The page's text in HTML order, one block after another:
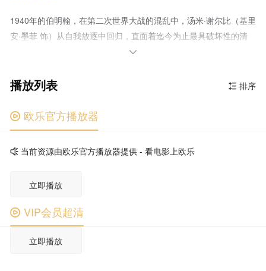
1940年的伯明翰，在第二次世界大战的混乱中，汤米·谢尔比（基里
安·墨菲 饰）从自我放逐中回归，直面着迄今为止最具破坏性的清
算。家族和国家的未来岌岌可危，汤米必须面对自己心中的恶魔，

 排序
播放列表
 欧乐官方播放器
当前资源由欧乐官方播放器提供 - 看电影上欧乐
立即播放
 VIP会员超清
立即播放